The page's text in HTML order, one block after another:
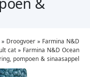
Droogvoer» Farmina N&D
cat» Farmina N&D Ocean
pompoen & sinaasappel